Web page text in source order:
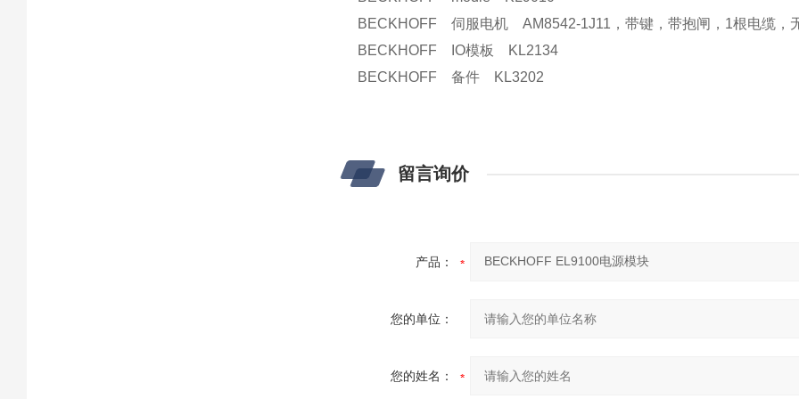
BECKHOFF 伺服电机 AM8542-1J11，带键，带抱闸，1根电缆，
BECKHOFF IO模板 KL2134
BECKHOFF 备件 KL3202
留言询价
产品：
您的单位：
您的姓名：